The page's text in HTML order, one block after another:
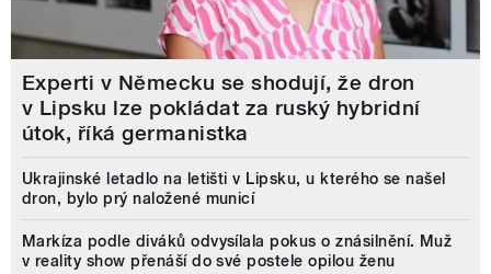
Experti v Německu se shodují, že dron
v Lipsku lze pokládat za ruský hybridní
útok, říká germanistka
Ukrajinské letadlo na letišti v Lipsku, u kterého se našel
dron, bylo prý naložené municí
Markíza podle diváků odvysílala pokus o znásilnění. Muž
v reality show přenáší do své postele opilou ženu